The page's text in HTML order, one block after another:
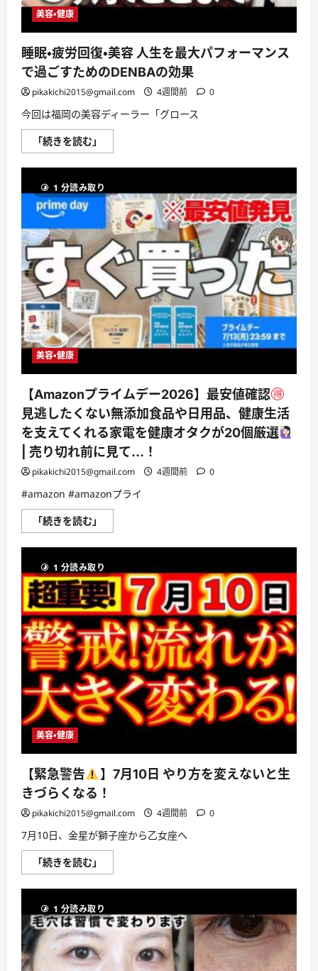
ッ
イ
フ
ハ
ッ
ク
う
ご
は
ん
つ
て
さ
ら
に
読
む
い
ら
に
読
む
美容・健康
睡眠・疲労回復・美容 人生を最大パフォーマンス
で過ごすためのDENBAの効果
pikakichi2015@gmail.com 4週間前 0
今回は福岡の美容ディーラー「グロース
「続きを読む」
眠・
労
復・
美
容
人
生
を
最
大
パ
フ
ォ
ー
ン
ス
で
過
た
め
の
DENBA
の
効
果
に
つ
い
て
ら
に
1 分読み取り
美容・健康
【Amazonプライムデー2026】最安値確認
見逃したくない無添加食品や日用品、健康生活
を支えてくれる家電を健康オタクが20個厳選
| 売り切れ前に見て…！
pikakichi2015@gmail.com 4週間前 0
#amazon #amazonプライ
「続きを読む」
プ
イ
デ
ー
2026】
最
安
値
確
認
見
逃
し
た
く
な
い
無
品
や
日
用
品、
健
康
生
活
え
て
れ
る
家
電
を
健
康
1 分読み取り
美容・健康
【緊急警告
】7月10日 やり方を変えないと生
きづらくなる！
pikakichi2015@gmail.com 4週間前 0
7月10日、金星が獅子座から乙女座へ
「続きを読む」
急
告
】
7
月
10
日
や
1 分読み取り